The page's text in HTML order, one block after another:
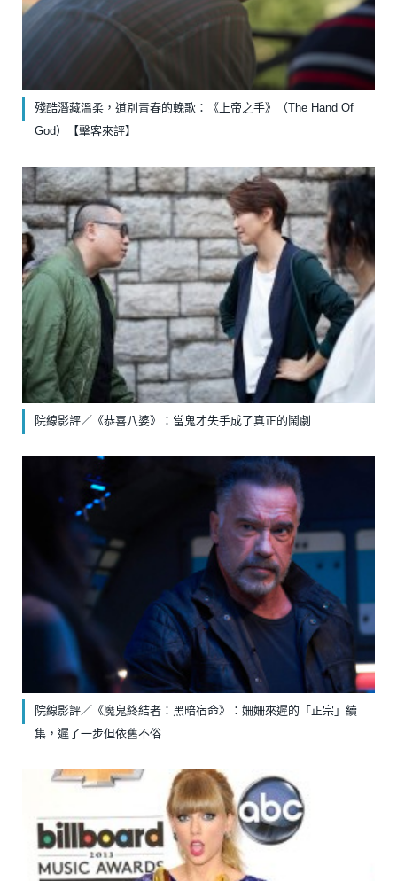
殘酷潛藏溫柔，道別青春的輓歌：《上帝之手》（The Hand Of
God）【擊客來評】
院線影評／《恭喜八婆》：當鬼才失手成了真正的鬧劇
院線影評／《魔鬼終結者：黑暗宿命》：姍姍來遲的「正宗」續
集，遲了一步但依舊不俗